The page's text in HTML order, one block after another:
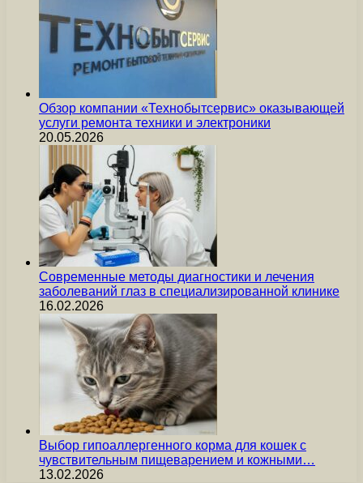
Обзор компании «Технобытсервис» оказывающей
услуги ремонта техники и электроники
20.05.2026
Современные методы диагностики и лечения
заболеваний глаз в специализированной клинике
16.02.2026
Выбор гипоаллергенного корма для кошек с
чувствительным пищеварением и кожными…
13.02.2026